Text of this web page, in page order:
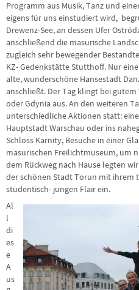
Programm aus Musik, Tanz und
eigens für uns einstudiert wird,
Drewenz-See, an dessen Ufer
anschließend die masurische
zugleich sehr bewegender
KZ- Gedenkstätte Stutthoff. Nur
alte, wunderschöne Hansestadt
anschließt. Der Tag klingt bei
oder Gdynia aus. An den weiteren
unterschiedliche Aktionen statt:
Hauptstadt Warschau oder ins
Schloss Karnity, Besuche in einer
masurischen Freilichtmuseum, um
dem Rückweg nach Hause legten
der schönen Stadt Torun mit ihrem
studentisch- jungen Flair ein.
Al
l
di
es
e
A
us